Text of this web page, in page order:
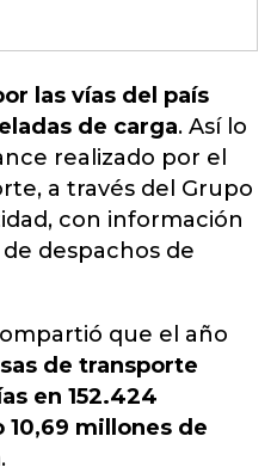
las vías del país
de carga. Así lo
realizado por el
, a través del Grupo
con información
despachos de
que el año
de transporte
en 152.424
millones de
.